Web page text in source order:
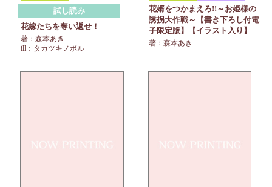
試し読み
花嫁たちを奪い返せ！
著：森本あき
ill：タカツキノボル
花婿をつかまえろ!!～お姫様の
誘拐大作戦～【書き下ろし付電
子限定版】【イラスト入り】
著：森本あき